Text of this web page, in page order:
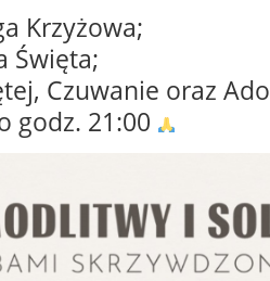
Krzyżowa;
Święta;
Czuwanie oraz
godz. 21:00